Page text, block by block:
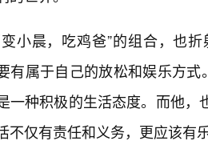
变小晨，吃鸡爸”的组合，也
有属于自己的放松和娱乐方
一种积极的生活态度。而他
不仅有责任和义务，更应该有